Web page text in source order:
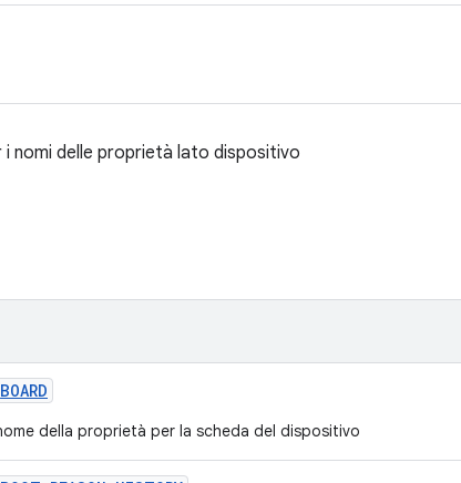
nomi delle proprietà lato dispositivo
BOARD
della proprietà per la scheda del dispositivo